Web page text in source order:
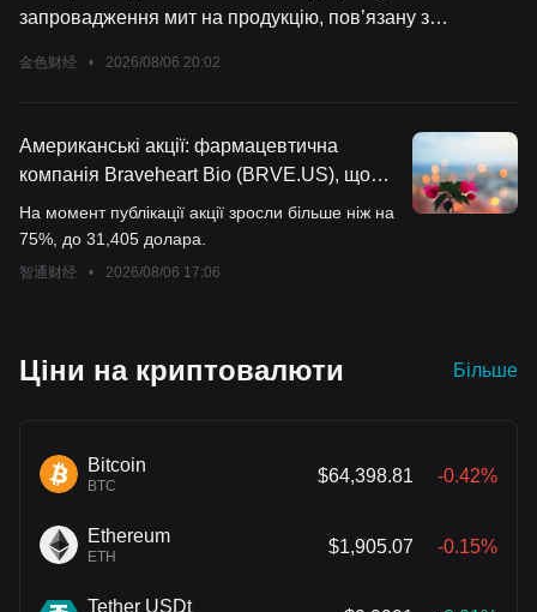
запровадження мит на продукцію, пов’язану з
金色财经 • 2026/08/06 20:02
Американські акції: фармацевтична
компанія Braveheart Bio (BRVE.US), що
спеціалізується на серцево-судинних
препаратах, вийшла на американський
фондовий ринок, після відкриття торгів
На момент публікації акції зросли більше ніж на
75%, до 31,405 долара.
智通财经 • 2026/08/06 17:06
Ціни на криптовалюти Більше
Bitcoin
BTC
$64,398.81 -0.42%
Ethereum
ETH
$1,905.07 -0.15%
Tether USDt